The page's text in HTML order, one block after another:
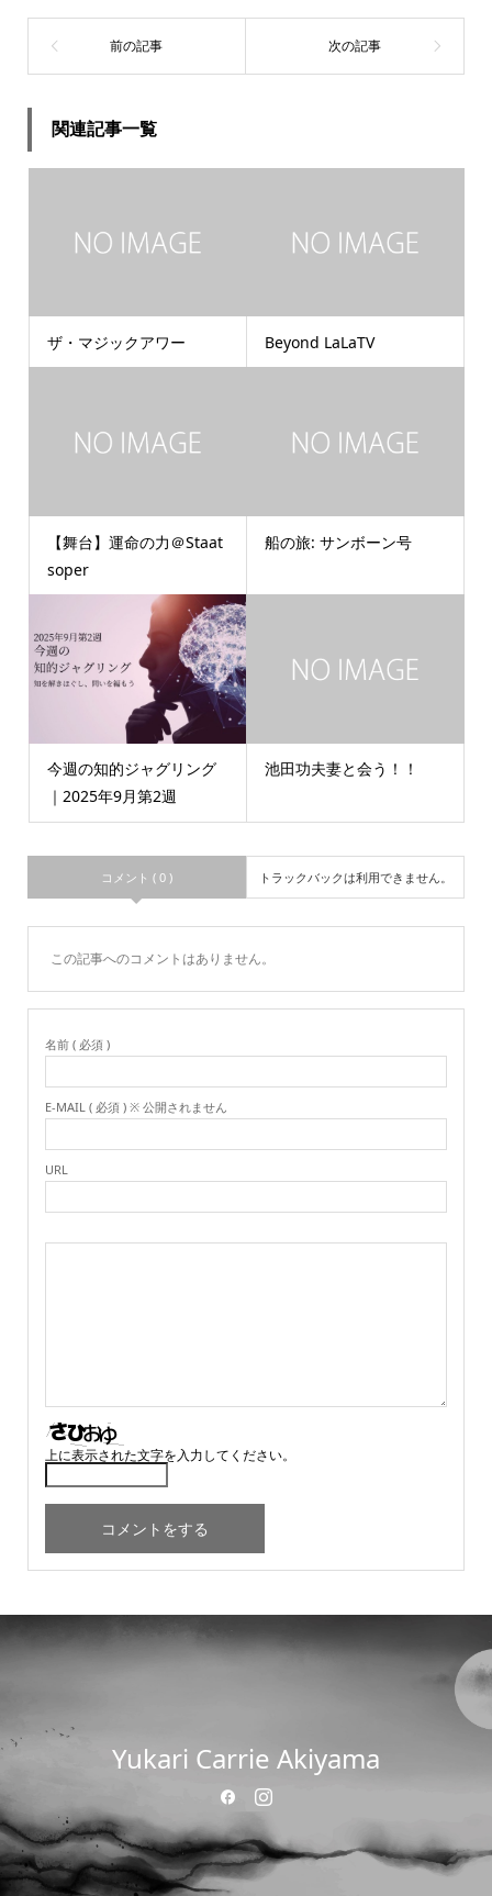
関連記事一覧
ザ・マジックアワー Beyond LaLaTV
【舞台】運命の力＠Staat
soper
船の旅: サンボーン号
今週の知的ジャグリング
｜2025年9月第2週
池田功夫妻と会う！！
コメント ( 0 ) トラックバックは利用できません。
この記事へのコメントはありません。
名前 ( 必須 )
E-MAIL ( 必須 ) ※ 公開されません
URL
上に表示された文字を入力してください。
Yukari Carrie Akiyama